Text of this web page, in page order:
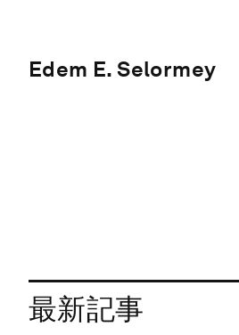
Edem E. Selormey
最新記事